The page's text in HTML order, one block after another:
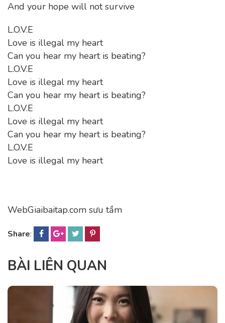
And your hope will not survive
L.O.V.E
Love is illegal my heart
Can you hear my heart is beating?
L.O.V.E
Love is illegal my heart
Can you hear my heart is beating?
L.O.V.E
Love is illegal my heart
Can you hear my heart is beating?
L.O.V.E
Love is illegal my heart
WebGiaibaitap.com sưu tầm
Share:
BÀI LIÊN QUAN